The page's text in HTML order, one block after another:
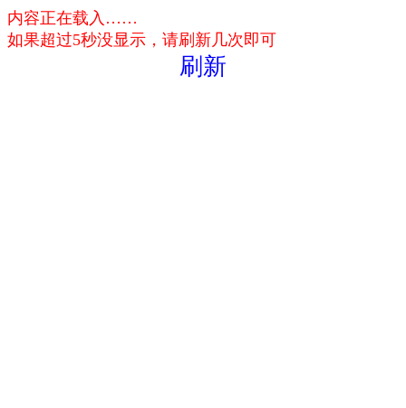
内容正在载入……
如果超过5秒没显示，请刷新几次即可
刷新